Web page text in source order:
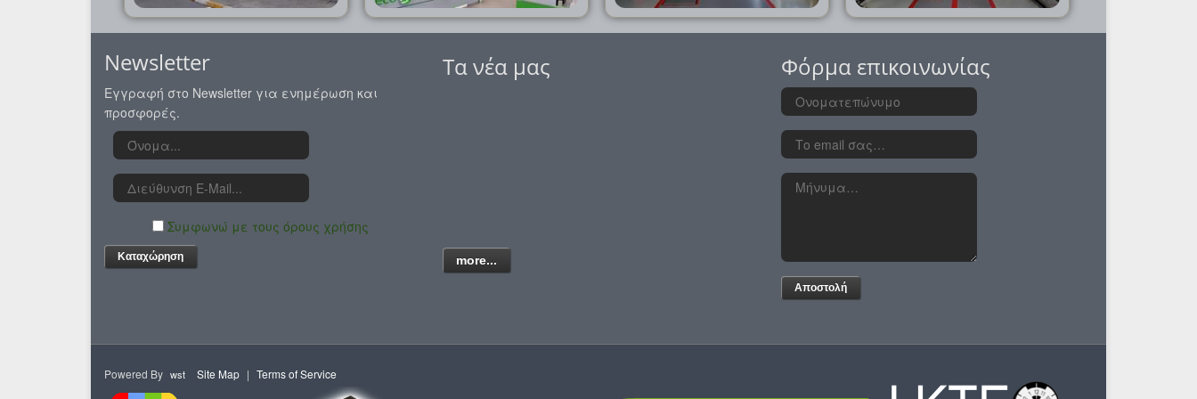
Newsletter
Εγγραφή στο Νewsletter για ενημέρωση και
προσφορές.
Συμφωνώ με τους όρους χρήσης
Τα νέα μας
more...
Φόρμα επικοινωνίας
Powered By wst Site Map | Terms of Service